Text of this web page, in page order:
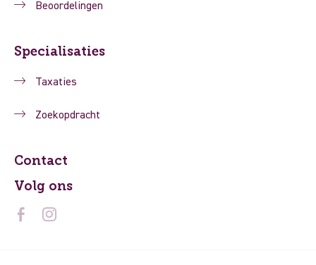
Beoordelingen
Specialisaties
Taxaties
Zoekopdracht
Contact
Volg ons